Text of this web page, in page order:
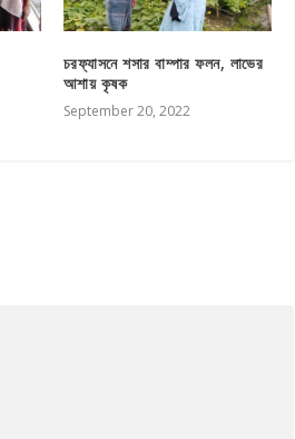
চরফ্যাসনে শসার বাম্পার ফলন, লাভের
আশায় কৃষক
September 20, 2022